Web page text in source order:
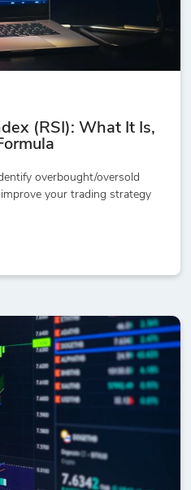
(RSI): What It Is,
overbought/oversold
your trading strategy